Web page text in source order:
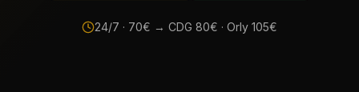
24/7 · 70€ → CDG 80€ · Orly 105€